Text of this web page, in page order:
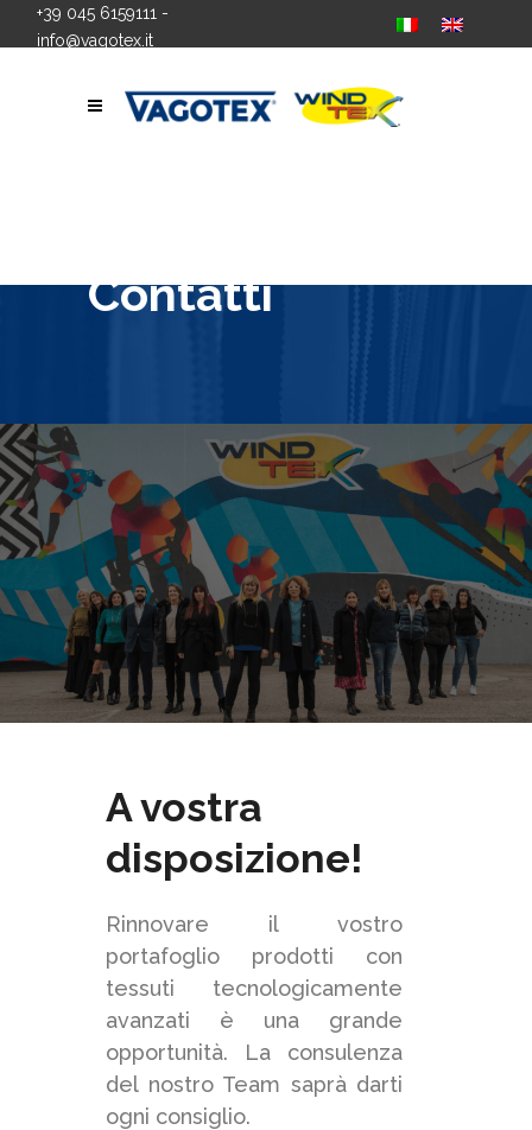
+39 045 6159111 -
info@vagotex.it
Contatti
A vostra
disposizione!
Rinnovare il vostro
portafoglio prodotti con
tessuti tecnologicamente
avanzati è una grande
opportunità. La consulenza
del nostro Team saprà darti
ogni consiglio.